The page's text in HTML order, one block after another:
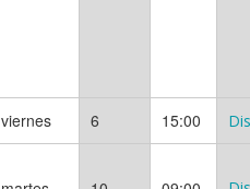
viernes 6 15:00